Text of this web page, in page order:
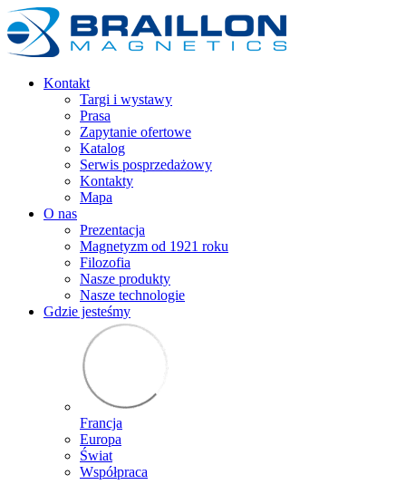
Kontakt
Targi i wystawy
Prasa
Zapytanie ofertowe
Katalog
Serwis posprzedażowy
Kontakty
Mapa
O nas
Prezentacja
Magnetyzm od 1921 roku
Filozofia
Nasze produkty
Nasze technologie
Gdzie jesteśmy
Francja
Europa
Świat
Współpraca